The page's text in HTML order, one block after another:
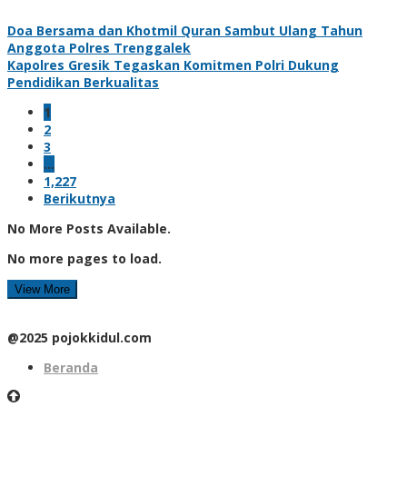
Doa Bersama dan Khotmil Quran Sambut Ulang Tahun
Anggota Polres Trenggalek
Kapolres Gresik Tegaskan Komitmen Polri Dukung
Pendidikan Berkualitas
1
2
3
…
1,227
Berikutnya
No More Posts Available.
No more pages to load.
View More
@2025 pojokkidul.com
Beranda